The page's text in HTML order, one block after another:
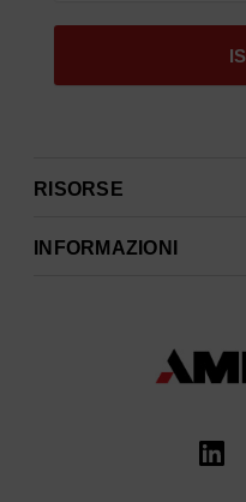
RISORSE
INFORMAZIONI